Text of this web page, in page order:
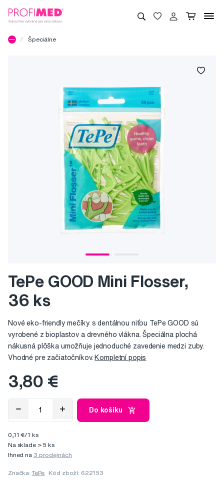
Špeciálne
TePe GOOD Mini Flosser,
36 ks
Nové eko-friendly mečíky s dentálnou niťou TePe GOOD sú
vyrobené z bioplastov a drevného vlákna. Špeciálna plochá
nákusná plôška umožňuje jednoduché zavedenie medzi zuby.
Vhodné pre začiatočníkov. Kompletní popis
3,80 €
Do košíku
0,11 €/1 ks
Na sklade > 5 ks
Ihned na 3 prodejnách
Značka: TePe Kód zboží: 622153